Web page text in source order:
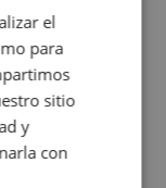
busqué
y la que
por las
muy
muy atenta
el
para
sitio
y
con